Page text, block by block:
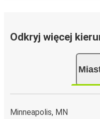
Odkryj więcej
Minneapolis, MN